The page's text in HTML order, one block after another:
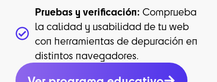
Pruebas y verificación:Comprueba
la calidad y usabilidad de tu web
con herramientas de depuración en
distintos navegadores.